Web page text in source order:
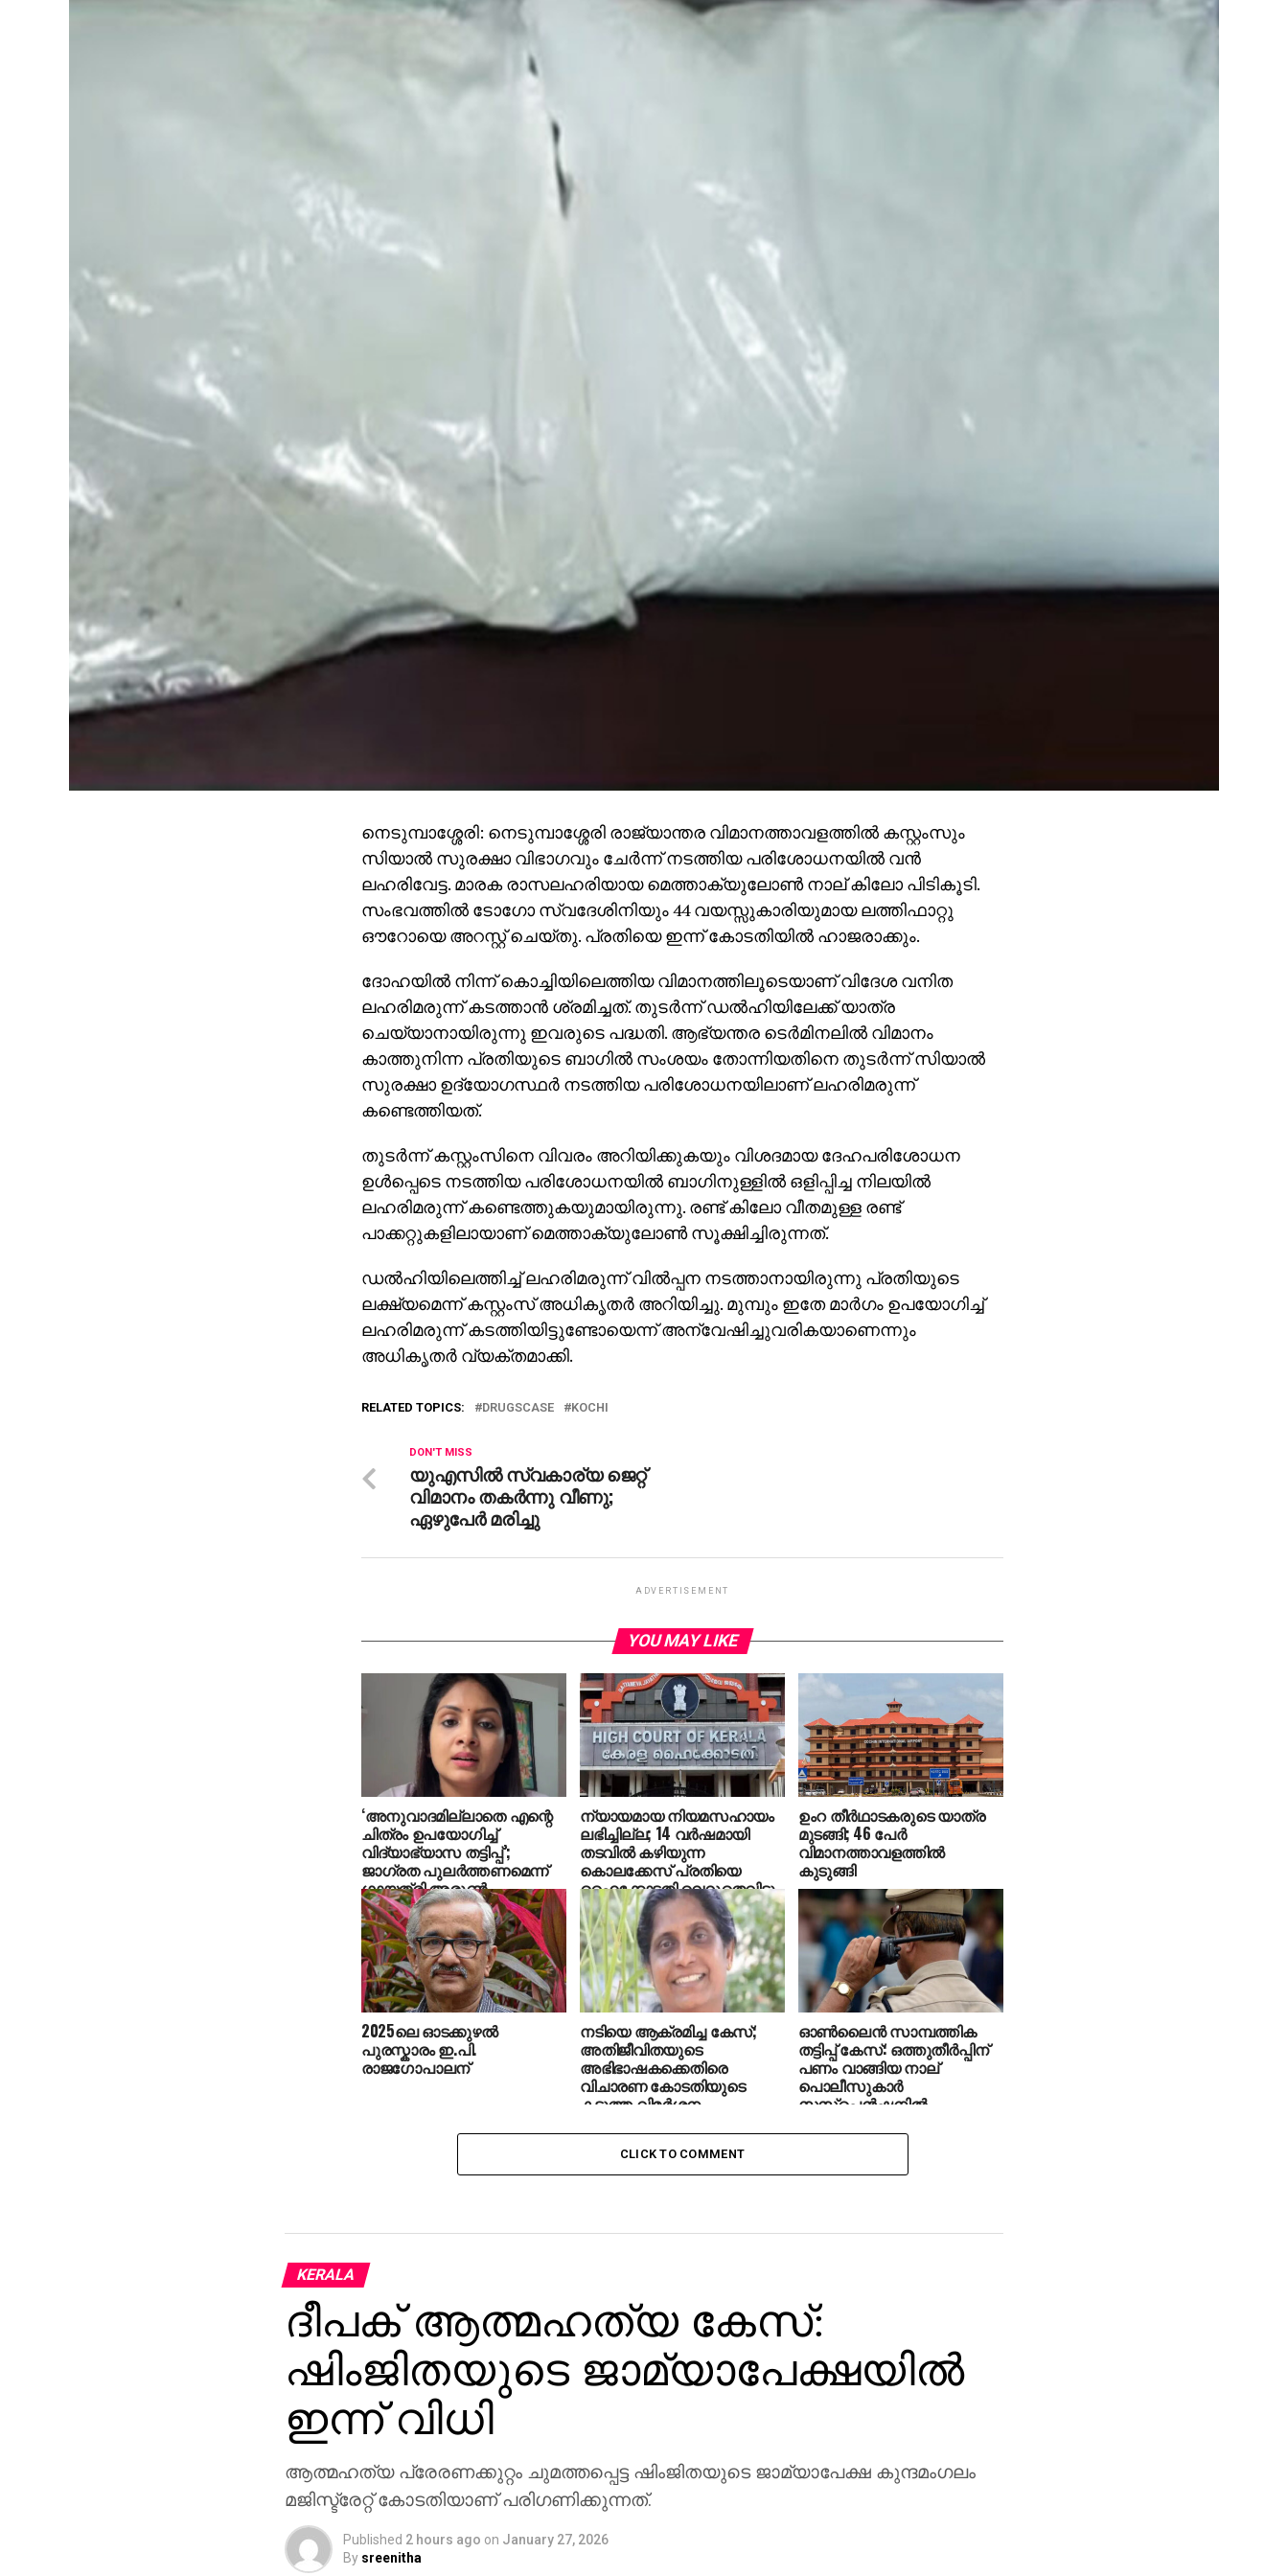
നെടുമ്പാശ്ശേരി: നെടുമ്പാശ്ശേരി രാജ്യാന്തര വിമാനത്താവളത്തിൽ കസ്റ്റംസും
സിയാൽ സുരക്ഷാ വിഭാഗവും ചേർന്ന് നടത്തിയ പരിശോധനയിൽ വൻ
ലഹരിവേട്ട. മാരക രാസലഹരിയായ മെത്താക്യുലോൺ നാല് കിലോ പിടികൂടി.
സംഭവത്തിൽ ടോഗോ സ്വദേശിനിയും 44 വയസ്സുകാരിയുമായ ലത്തിഫാറ്റു
ഔറോയെ അറസ്റ്റ് ചെയ്തു. പ്രതിയെ ഇന്ന് കോടതിയിൽ ഹാജരാക്കും.
ദോഹയിൽ നിന്ന് കൊച്ചിയിലെത്തിയ വിമാനത്തിലൂടെയാണ് വിദേശ വനിത
ലഹരിമരുന്ന് കടത്താൻ ശ്രമിച്ചത്. തുടർന്ന് ഡൽഹിയിലേക്ക് യാത്ര
ചെയ്യാനായിരുന്നു ഇവരുടെ പദ്ധതി. ആഭ്യന്തര ടെർമിനലിൽ വിമാനം
കാത്തുനിന്ന പ്രതിയുടെ ബാഗിൽ സംശയം തോന്നിയതിനെ തുടർന്ന് സിയാൽ
സുരക്ഷാ ഉദ്യോഗസ്ഥർ നടത്തിയ പരിശോധനയിലാണ് ലഹരിമരുന്ന്
കണ്ടെത്തിയത്.
തുടർന്ന് കസ്റ്റംസിനെ വിവരം അറിയിക്കുകയും വിശദമായ ദേഹപരിശോധന
ഉൾപ്പെടെ നടത്തിയ പരിശോധനയിൽ ബാഗിനുള്ളിൽ ഒളിപ്പിച്ച നിലയിൽ
ലഹരിമരുന്ന് കണ്ടെത്തുകയുമായിരുന്നു. രണ്ട് കിലോ വീതമുള്ള രണ്ട്
പാക്കറ്റുകളിലായാണ് മെത്താക്യുലോൺ സൂക്ഷിച്ചിരുന്നത്.
ഡൽഹിയിലെത്തിച്ച് ലഹരിമരുന്ന് വിൽപ്പന നടത്താനായിരുന്നു പ്രതിയുടെ
ലക്ഷ്യമെന്ന് കസ്റ്റംസ് അധികൃതർ അറിയിച്ചു. മുമ്പും ഇതേ മാർഗം ഉപയോഗിച്ച്
ലഹരിമരുന്ന് കടത്തിയിട്ടുണ്ടോയെന്ന് അന്വേഷിച്ചുവരികയാണെന്നും
അധികൃതർ വ്യക്തമാക്കി.
RELATED TOPICS: DRUGSCASE KOCHI
DON'T MISS
യുഎസിൽ സ്വകാര്യ ജെറ്റ്
വിമാനം തകർന്നു വീണു;
ഏഴുപേർ മരിച്ചു
ADVERTISEMENT
YOU MAY LIKE
‘അനുവാദമില്ലാതെ എന്റെ
ചിത്രം ഉപയോഗിച്ച്
വിദ്യാഭ്യാസ തട്ടിപ്പ്’;
ജാഗ്രത പുലര്‍ത്തണമെന്ന്
ഗായത്രി അരുണ്‍
ന്യായമായ നിയമസഹായം
ലഭിച്ചില്ല; 14 വര്‍ഷമായി
തടവില്‍ കഴിയുന്ന
കൊലക്കേസ് പ്രതിയെ
ഹൈക്കോടതി വെറുതെവിട്ടു
ഉംറ തീർഥാടകരുടെ യാത്ര
മുടങ്ങി; 46 പേർ
വിമാനത്താവളത്തിൽ
കുടുങ്ങി
2025ലെ ഓടക്കുഴൽ
പുരസ്കാരം ഇ.പി.
രാജഗോപാലന്
നടിയെ ആക്രമിച്ച കേസ്;
അതിജീവിതയുടെ
അഭിഭാഷകക്കെതിരെ
വിചാരണ കോടതിയുടെ
കടുത്ത വിമർശനം
ഓൺലൈൻ സാമ്പത്തിക
തട്ടിപ്പ് കേസ്: ഒത്തുതീർപ്പിന്
പണം വാങ്ങിയ നാല്
പൊലീസുകാർ
സസ്‌പെൻഷനിൽ
CLICK TO COMMENT
KERALA
ദീപക് ആത്മഹത്യ കേസ്:
ഷിംജിതയുടെ ജാമ്യാപേക്ഷയിൽ
ഇന്ന് വിധി
ആത്മഹത്യ പ്രേരണക്കുറ്റം ചുമത്തപ്പെട്ട ഷിംജിതയുടെ ജാമ്യാപേക്ഷ കുന്ദമംഗലം
മജിസ്ട്രേറ്റ് കോടതിയാണ് പരിഗണിക്കുന്നത്.
Published 2 hours ago on January 27, 2026
By sreenitha